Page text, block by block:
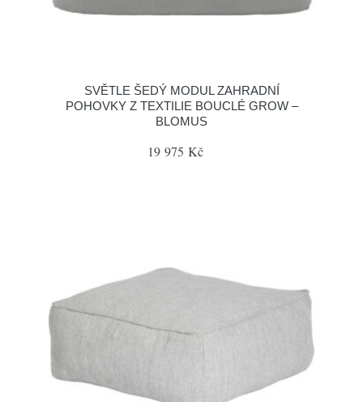
SVĚTLE ŠEDÝ MODUL ZAHRADNÍ
POHOVKY Z TEXTILIE BOUCLÉ GROW –
BLOMUS
19 975 Kč